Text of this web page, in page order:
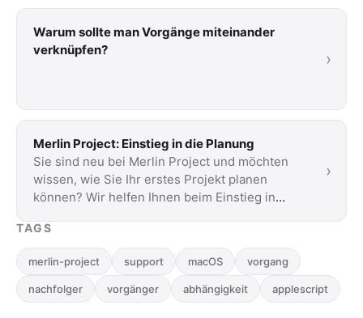
Warum sollte man Vorgänge miteinander
verknüpfen?
›
Merlin Project: Einstieg in die Planung
Sie sind neu bei Merlin Project und möchten
wissen, wie Sie Ihr erstes Projekt planen
können? Wir helfen Ihnen beim Einstieg in
›
TAGS
merlin-project support macOS vorgang
nachfolger vorgänger abhängigkeit applescript